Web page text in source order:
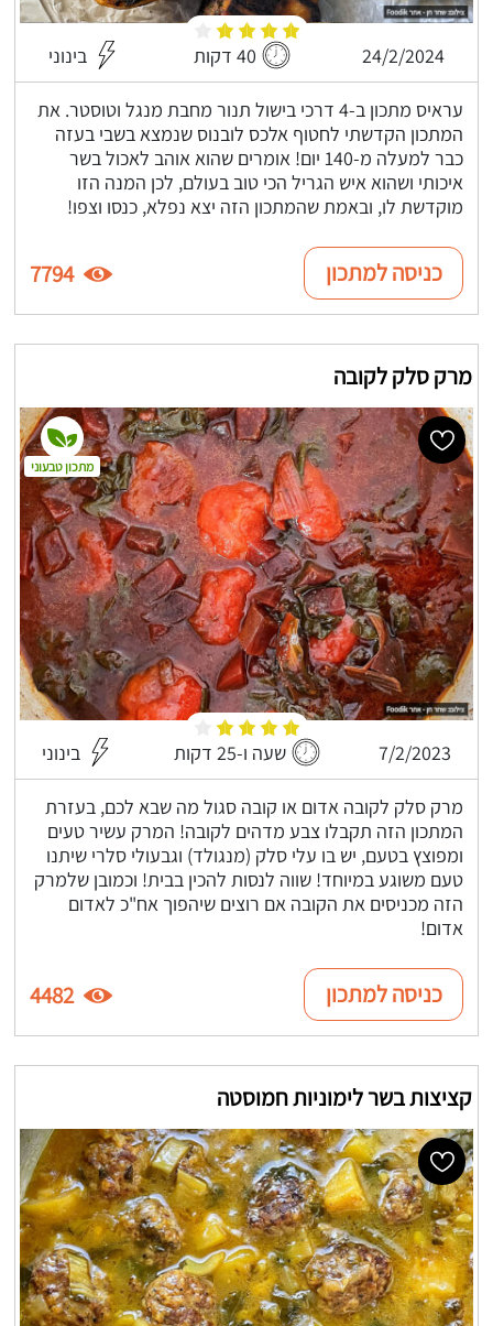
24/2/2024 40 דקות בינוני
עראיס מתכון ב-4 דרכי בישול תנור מחבת מנגל וטוסטר. את
המתכון הקדשתי לחטוף אלכס לובנוס שנמצא בשבי בעזה
כבר למעלה מ-140 יום! אומרים שהוא אוהב לאכול בשר
איכותי ושהוא איש הגריל הכי טוב בעולם, לכן המנה הזו
מוקדשת לו, ובאמת שהמתכון הזה יצא נפלא, כנסו וצפו!
כניסה למתכון 7794
מרק סלק לקובה
7/2/2023 שעה ו-25 דקות בינוני
מרק סלק לקובה אדום או קובה סגול מה שבא לכם, בעזרת
המתכון הזה תקבלו צבע מדהים לקובה! המרק עשיר טעים
ומפוצץ בטעם, יש בו עלי סלק (מנגולד) וגבעולי סלרי שיתנו
טעם משוגע במיוחד! שווה לנסות להכין בבית! וכמובן שלמרק
הזה מכניסים את הקובה אם רוצים שיהפוך אח"כ לאדום
אדום!
מתכון טבעוני
כניסה למתכון 4482
קציצות בשר לימוניות חמוסטה